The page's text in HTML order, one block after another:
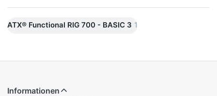
ATX® Functional RIG 700 - BASIC 3 1
Informationen